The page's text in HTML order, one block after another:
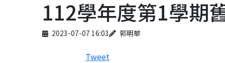
112學年度第1學期
Published on
2023-07-07 16:03
Author 郭明華
Tweet